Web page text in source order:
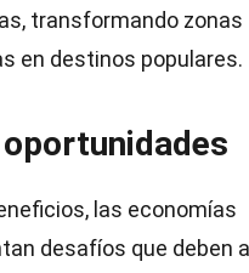
transformando zonas
en destinos populares.
las economías
desafíos que deben